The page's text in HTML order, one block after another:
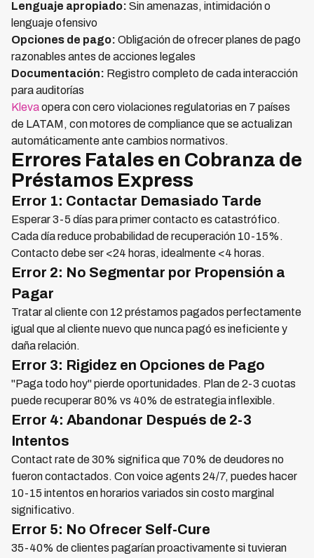
Lenguaje apropiado: Sin amenazas, intimidación o
lenguaje ofensivo
Opciones de pago: Obligación de ofrecer planes de pago
razonables antes de acciones legales
Documentación: Registro completo de cada interacción
para auditorías
Klevaopera con cero violaciones regulatorias en 7 países
de LATAM, con motores de compliance que se actualizan
automáticamente ante cambios normativos.
Errores Fatales en Cobranza de
Préstamos Express
Error 1: Contactar Demasiado Tarde
Esperar 3-5 días para primer contacto es catastrófico.
Cada día reduce probabilidad de recuperación 10-15%.
Contacto debe ser <24 horas, idealmente <4 horas.
Error 2: No Segmentar por Propensión a
Pagar
Tratar al cliente con 12 préstamos pagados perfectamente
igual que al cliente nuevo que nunca pagó es ineficiente y
daña relación.
Error 3: Rigidez en Opciones de Pago
"Paga todo hoy" pierde oportunidades. Plan de 2-3 cuotas
puede recuperar 80% vs 40% de estrategia inflexible.
Error 4: Abandonar Después de 2-3
Intentos
Contact rate de 30% significa que 70% de deudores no
fueron contactados. Con voice agents 24/7, puedes hacer
10-15 intentos en horarios variados sin costo marginal
significativo.
Error 5: No Ofrecer Self-Cure
35-40% de clientes pagarían proactivamente si tuvieran